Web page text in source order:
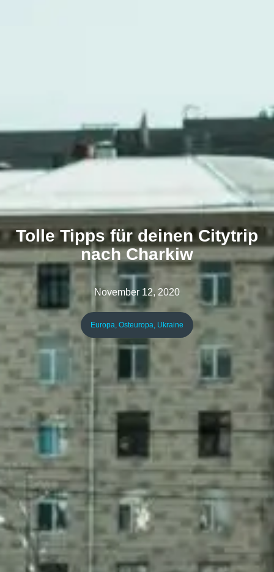
Tolle Tipps für deinen Citytrip
nach Charkiw
November 12, 2020
Europa, Osteuropa, Ukraine